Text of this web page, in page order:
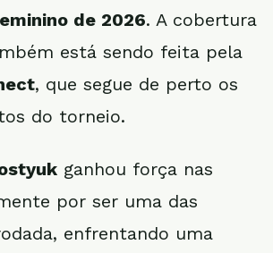
de 2026. A cobertura
está sendo feita pela
, que segue de perto os
do torneio.
ganhou força nas
por ser uma das
enfrentando uma